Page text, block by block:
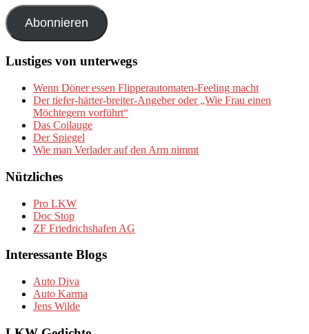
Adresse
Abonnieren
Lustiges von unterwegs
Wenn Döner essen Flipperautomaten-Feeling macht
Der tiefer-härter-breiter-Angeber oder „Wie Frau einen
Möchtegern vorführt“
Das Coilauge
Der Spiegel
Wie man Verlader auf den Arm nimmt
Nützliches
Pro LKW
Doc Stop
ZF Friedrichshafen AG
Interessante Blogs
Auto Diva
Auto Karma
Jens Wilde